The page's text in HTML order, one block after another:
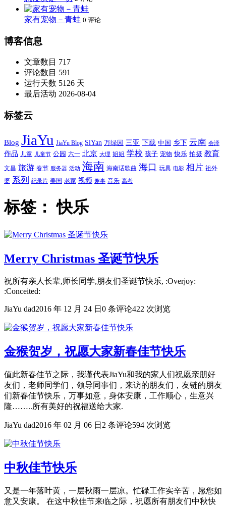
家有宠物－青蛙 0 评论
博客信息
文章数目 717
评论数目 591
运行天数 5126 天
最后活动 2026-08-04
标签云
Blog JiaYu JiaYu Blog SiYan 万绿园 三亚 下载 中国 乡下 云南 会泽
作品 儿童 儿童节 公园 六一 北京 大理 姐姐 学校 孩子 宠物 快乐 拍摄 教育
文昌 旅游 春节 服务器 活动 海南 海南话歌曲 海口 玩具 电影 相片 祖外
婆 系列 纪录片 美国 老家 视频 趣事 音乐 高考
标签：快乐
Merry Christmas 圣诞节快乐
祝所有亲人长辈,师长同学,朋友们圣诞节快乐, :Overjoy:
:Conceited:
JiaYu dad2016 年 12 月 24 日 0 条评论422 次浏览
金猴贺岁，祝愿大家新春佳节快乐
值此新春佳节之际，我谨代表JiaYu和我的家人们祝愿亲朋好
友们，老师同学们，领导同事们，来访的朋友们，友链的朋友
们新春佳节快乐，万事如意，身体安康，工作顺心，生意兴
隆……..所有美好的祝福送给大家.
JiaYu dad2016 年 02 月 06 日 2 条评论594 次浏览
中秋佳节快乐
又是一年落叶黄，一层秋雨一层凉。忙碌工作实辛苦，愿您如
意又安康。 在这中秋佳节来临之际，祝愿所有朋友们中秋快